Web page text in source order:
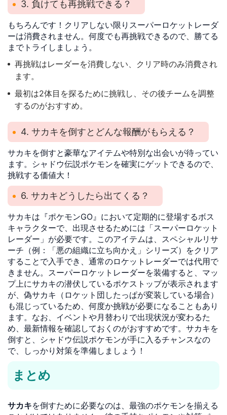
3. 負けても再挑戦できる？
もちろんです！クリアしない限りスーパーロケットレーダ
ーは消費されません。何度でも再挑戦できるので、勝てる
までトライしましょう。
再挑戦はレーダーを消費しない、クリア時のみ消費され
ます。
最初は2体目を探るために挑戦し、その後チームを調整
するのがおすすめ。
4. サカキを倒すとどんな報酬がもらえる？
サカキを倒すと豪華なアイテムや特別な出会いが待ってい
ます。シャドウ伝説ポケモンを確実にゲットできるので、
挑戦する価値大！
6. サカキどうしたら出てくる？
サカキは『ポケモンGO』において定期的に登場するボス
キャラクターで、出現させるためには「スーパーロケット
レーダー」が必要です。このアイテムは、スペシャルリサ
ーチ（例：「悪の組織に立ち向かえ」シリーズ）をクリア
することで入手でき、通常のロケットレーダーでは代用で
きません。スーパーロケットレーダーを装備すると、マッ
プ上にサカキの潜伏しているポケストップが表示されます
が、偽サカキ（ロケット団したっぱが変装している場合）
も混じっているため、何度か挑戦が必要になることもあり
ます。なお、イベントや月替わりで出現状況が変わるた
め、最新情報を確認しておくのがおすすめです。サカキを
倒すと、シャドウ伝説ポケモンが手に入るチャンスなの
で、しっかり対策を準備しましょう！
まとめ
サカキを倒すために必要なのは、最強のポケモンを揃える